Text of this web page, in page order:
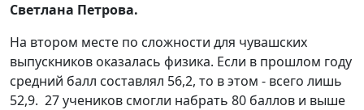
Светлана Петрова.
На втором месте по сложности для чувашских
выпускников оказалась физика. Если в прошлом году
средний балл составлял 56,2, то в этом - всего лишь
52,9. 27 учеников смогли набрать 80 баллов и выше